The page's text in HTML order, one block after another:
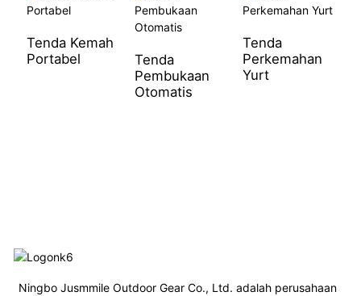
Tenda Kemah
Portabel
Tenda
Pembukaan
Otomatis
Tenda
Perkemahan
Yurt
Ningbo Jusmmile Outdoor Gear Co., Ltd. adalah perusahaan